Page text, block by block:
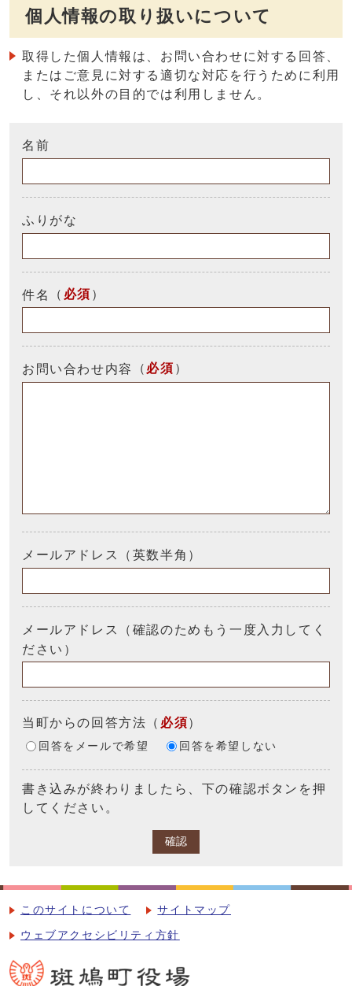
個人情報の取り扱いについて
取得した個人情報は、お問い合わせに対する回答、
またはご意見に対する適切な対応を行うために利用
し、それ以外の目的では利用しません。
名前
ふりがな
件名 （ 必須 ）
お問い合わせ内容 （ 必須 ）
メールアドレス（英数半角）
メールアドレス（確認のためもう一度入力してく
ださい）
当町からの回答方法 （ 必須）
回答をメールで希望 回答を希望しない
書き込みが終わりましたら、下の確認ボタンを押
してください。
確認
このサイトについて サイトマップ
ウェブアクセシビリティ方針